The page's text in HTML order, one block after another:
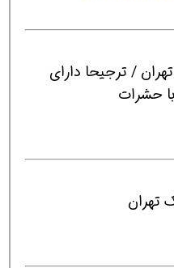
/ ترجیحا دارای
حشرات